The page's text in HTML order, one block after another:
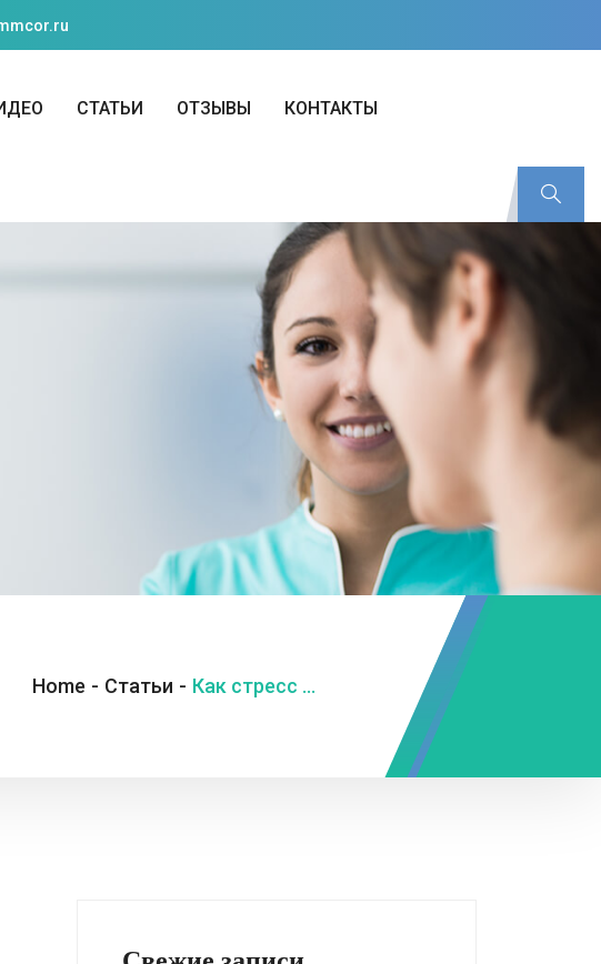
СТАТЬИ ОТЗЫВЫ КОНТАКТЫ
Home - Статьи - Как стресс влияет на иммунитет и как с этим справиться?